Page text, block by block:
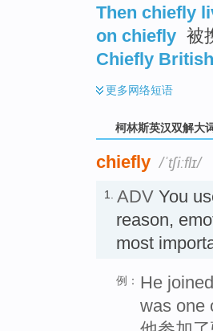
Then chiefly
on chiefly 被
Chiefly British
更多网络短语
柯林斯英汉双解大
chiefly /ˈtʃiːflɪ/
1. ADV You
reason,
most
例： He
was one